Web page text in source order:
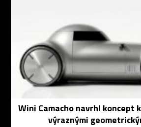
Wini Camacho navrhl koncept
výraznými